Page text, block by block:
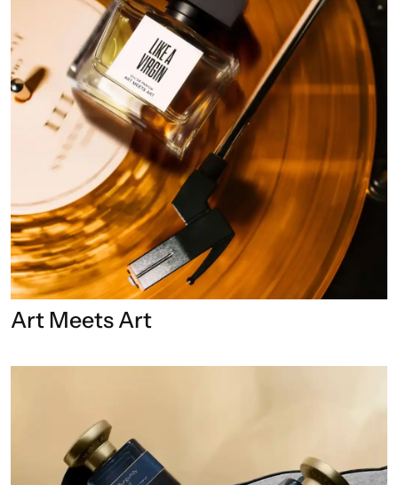
Art Meets Art